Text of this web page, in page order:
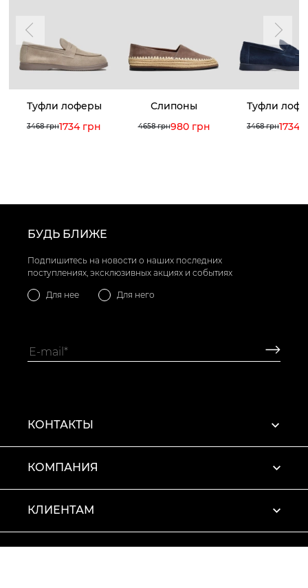
Туфли лоферы
3468 грн1734 грн
Слипоны
4658 грн980 грн
Туфли
3468 грн1734
БУДЬ БЛИЖЕ
Подпишитесь на новости о наших последних
поступлениях, эксклюзивных акциях и событиях
Для нее Для него
КОНТАКТЫ
КОМПАНИЯ
КЛИЕНТАМ